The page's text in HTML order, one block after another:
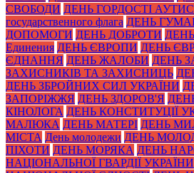
СВОБОДИ ДЕНЬ ГОРДОСТІ
государственного флага ДЕНЬ
ДОПОМОГИ ДЕНЬ ДОБРОТИ
Единения ДЕНЬ ЄВРОПИ ДЕНЬ
ЄДНАННЯ ДЕНЬ ЖАЛОБИ ДЕНЬ
ЗАХИСНИКІВ ТА ЗАХИСНИЦЬ
ДЕНЬ ЗБРОЙНИХ СИЛ УКРАЇНИ
ЗАПОРІЖЖЯ ДЕНЬ ЗДОРОВ'Я
КІНОЛОГА ДЕНЬ КОНСТИТУЦІЇ
МАЛЮКА ДЕНЬ МАТЕРІ ДЕНЬ
МІСТА День молодежи ДЕНЬ
ПІХОТИ ДЕНЬ МОРЯКА ДЕНЬ
НАЦІОНАЛЬНОЇ ГВАРДІЇ УКРАЇНИ